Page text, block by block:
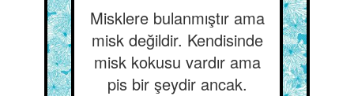
Misklere bulanmıştır ama
misk değildir. Kendisinde
misk kokusu vardır ama
pis bir şeydir ancak.